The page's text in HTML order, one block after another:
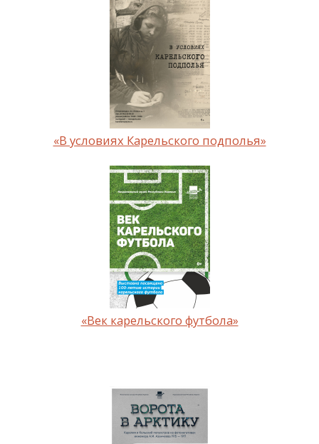
«В условиях Карельского подполья»
«Век карельского футбола»